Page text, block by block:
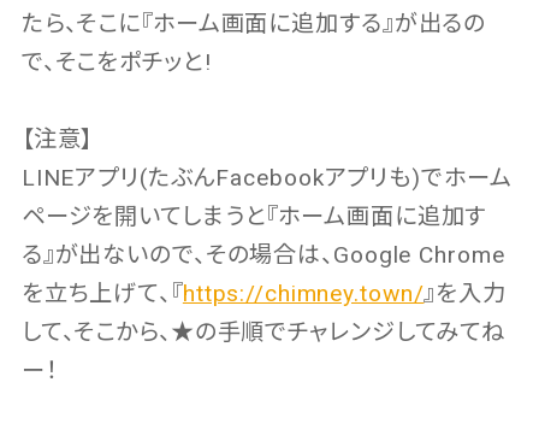
たら、そこに『ホーム画面に追加する』が出るの
で、そこをポチッと!
【注意】
LINEアプリ(たぶんFacebookアプリも)でホーム
ページを開いてしまうと『ホーム画面に追加す
る』が出ないので、その場合は、Google Chrome
を立ち上げて、『https://chimney.town/』を入力
して、そこから、★の手順でチャレンジしてみてね
ー！